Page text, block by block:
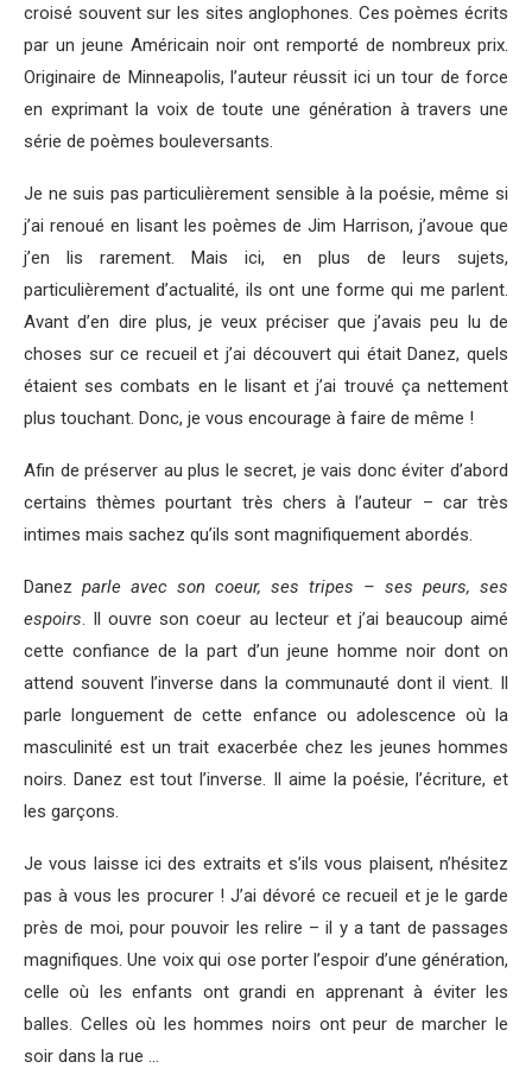
croisé souvent sur les sites anglophones. Ces poèmes écrits
par un jeune Américain noir ont remporté de nombreux prix.
Originaire de Minneapolis, l’auteur réussit ici un tour de force
en exprimant la voix de toute une génération à travers une
série de poèmes bouleversants.
Je ne suis pas particulièrement sensible à la poésie, même si
j’ai renoué en lisant les poèmes de Jim Harrison, j’avoue que
j’en lis rarement. Mais ici, en plus de leurs sujets,
particulièrement d’actualité, ils ont une forme qui me parlent.
Avant d’en dire plus, je veux préciser que j’avais peu lu de
choses sur ce recueil et j’ai découvert qui était Danez, quels
étaient ses combats en le lisant et j’ai trouvé ça nettement
plus touchant. Donc, je vous encourage à faire de même !
Afin de préserver au plus le secret, je vais donc éviter d’abord
certains thèmes pourtant très chers à l’auteur – car très
intimes mais sachez qu’ils sont magnifiquement abordés.
Danez parle avec son coeur, ses tripes – ses peurs, ses
espoirs. Il ouvre son coeur au lecteur et j’ai beaucoup aimé
cette confiance de la part d’un jeune homme noir dont on
attend souvent l’inverse dans la communauté dont il vient. Il
parle longuement de cette enfance ou adolescence où la
masculinité est un trait exacerbée chez les jeunes hommes
noirs. Danez est tout l’inverse. Il aime la poésie, l’écriture, et
les garçons.
Je vous laisse ici des extraits et s’ils vous plaisent, n’hésitez
pas à vous les procurer ! J’ai dévoré ce recueil et je le garde
près de moi, pour pouvoir les relire – il y a tant de passages
magnifiques. Une voix qui ose porter l’espoir d’une génération,
celle où les enfants ont grandi en apprenant à éviter les
balles. Celles où les hommes noirs ont peur de marcher le
soir dans la rue …